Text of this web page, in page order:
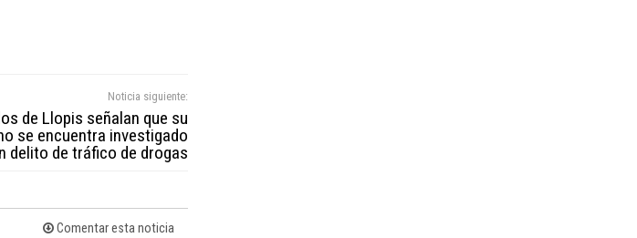
Noticia siguiente:
de Llopis señalan que su
se encuentra investigado
delito de tráfico de drogas
Comentar esta noticia